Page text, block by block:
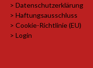
> Datenschutzerklärung
> Haftungsausschluss
> Cookie-Richtlinie (EU)
> Login